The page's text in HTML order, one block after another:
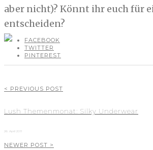
aber nicht)? Könnt ihr euch für
entscheiden?
FACEBOOK
TWITTER
PINTEREST
< PREVIOUS POST
Lush Themenmonat: Silky Underwear
26. April 2011
NEWER POST >